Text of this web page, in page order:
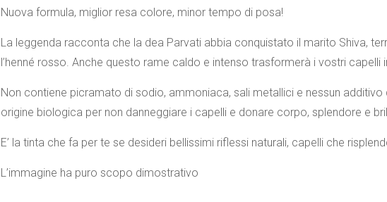
Nuova formula, miglior resa colore, minor tempo di posa!
La leggenda racconta che la dea Parvati abbia conquistato il marito Shiva,
l’henné rosso. Anche questo rame caldo e intenso trasformerà i vostri capelli
Non contiene picramato di sodio, ammoniaca, sali metallici e nessun
origine biologica per non danneggiare i capelli e donare corpo, splendore e
E’ la tinta che fa per te se desideri bellissimi riflessi naturali, capelli che
L’immagine ha puro scopo dimostrativo